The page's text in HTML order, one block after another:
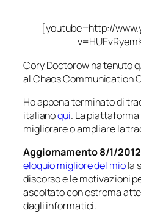
[youtube=http://
Cory Doctorow ha tenuto
al Chaos Communication
Ho appena terminato di
italianoqui. La
migliorare o ampliare la
Aggiornamento 8/1/2012
eloquio migliore del miola
discorso e le motivazioni
ascoltato con estrema
dagli informatici.